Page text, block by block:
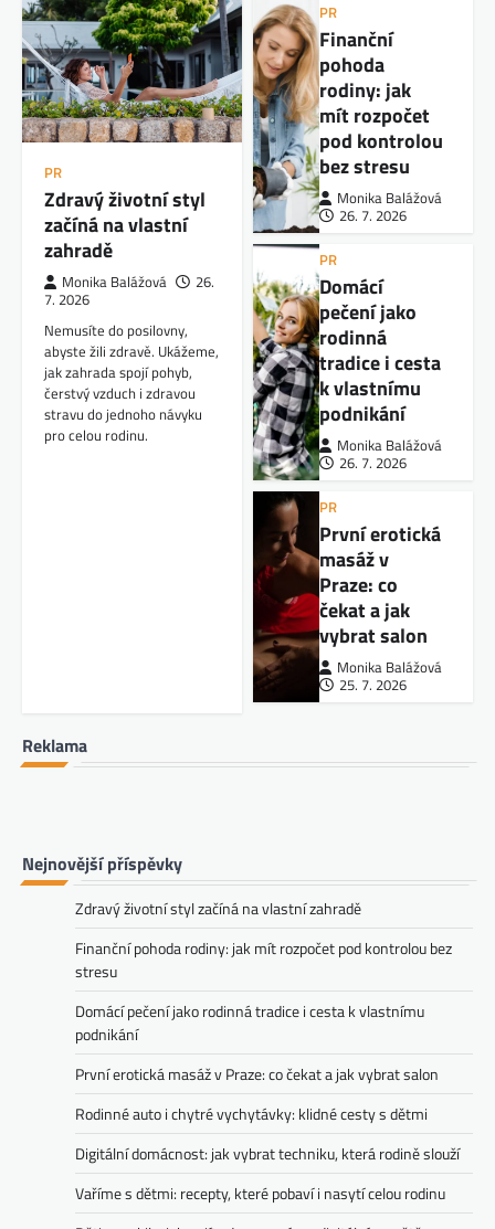
PR
Zdravý životní styl
začíná na vlastní
zahradě
Monika Balážová
26.
7. 2026
Nemusíte do posilovny,
abyste žili zdravě. Ukážeme,
jak zahrada spojí pohyb,
čerstvý vzduch i zdravou
stravu do jednoho návyku
pro celou rodinu.
PR
Finanční
pohoda
rodiny: jak
mít rozpočet
pod kontrolou
bez stresu
Monika Balážová
26. 7. 2026
PR
Domácí
pečení jako
rodinná
tradice i cesta
k vlastnímu
podnikání
Monika Balážová
26. 7. 2026
PR
První erotická
masáž v
Praze: co
čekat a jak
vybrat salon
Monika Balážová
25. 7. 2026
Reklama
Nejnovější příspěvky
Zdravý životní styl začíná na vlastní zahradě
Finanční pohoda rodiny: jak mít rozpočet pod kontrolou bez
stresu
Domácí pečení jako rodinná tradice i cesta k vlastnímu
podnikání
První erotická masáž v Praze: co čekat a jak vybrat salon
Rodinné auto i chytré vychytávky: klidné cesty s dětmi
Digitální domácnost: jak vybrat techniku, která rodině slouží
Vaříme s dětmi: recepty, které pobaví i nasytí celou rodinu